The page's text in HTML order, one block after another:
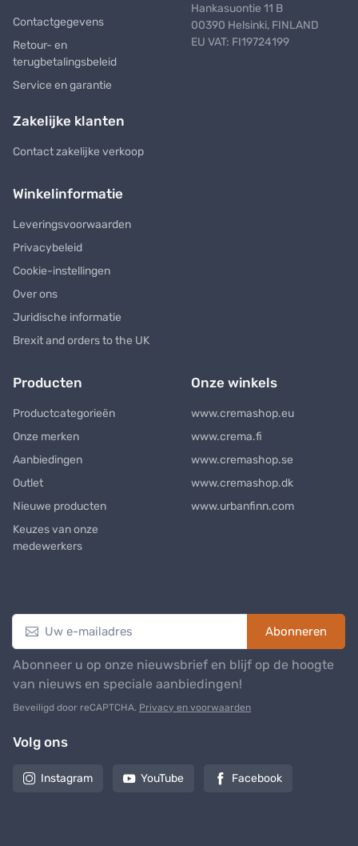
Contactgegevens
Retour- en
terugbetalingsbeleid
Service en garantie
Zakelijke klanten
Contact zakelijke verkoop
Hankasuontie 11 B
00390 Helsinki, FINLAND
EU VAT: FI19724199
Winkelinformatie
Leveringsvoorwaarden
Privacybeleid
Cookie-instellingen
Over ons
Juridische informatie
Brexit and orders to the UK
Producten
Productcategorieën
Onze merken
Aanbiedingen
Outlet
Nieuwe producten
Keuzes van onze
medewerkers
Onze winkels
www.cremashop.eu
www.crema.fi
www.cremashop.se
www.cremashop.dk
www.urbanfinn.com
Abonneren
Abonneer u op onze nieuwsbrief en blijf op de hoogte
van nieuws en speciale aanbiedingen!
Beveiligd door reCAPTCHA. Privacy en voorwaarden
Volg ons
Instagram YouTube Facebook